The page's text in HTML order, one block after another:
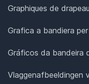
Graphiques de
Grafica a bandiera
Gráficos da bandeira
Vlaggenafbeeldingen